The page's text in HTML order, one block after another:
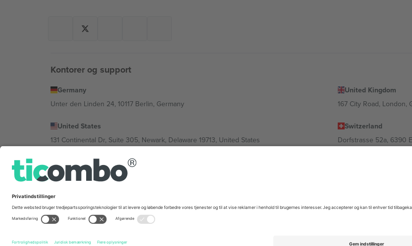
Kontorer og support
Germany
Unter den Linden 24, 10117 Berlin, Germany
United Kingdom
167 City Road, London,
United States
131 Continental Dr, Suite 305, Newark, Delaware 19713, United States
Switzerland
Dorfstrasse 52a, 6390
Bulgaria
Regus Sofia City West, bul Totleben 53-55, 1606 Sofia, Bulgaria
Av Chapultepec 360, Roma Norte, Cuauhtémoc, 06700 Ciudad de México, CDMX, Mexico
© 2026 Ticombo. Alle rettigheder forbeholdes.